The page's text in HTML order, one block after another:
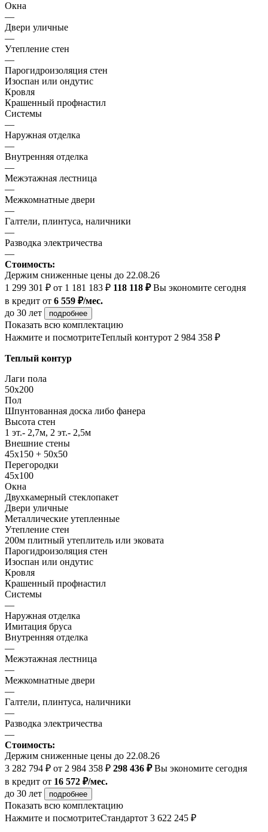
Окна
—
Двери уличные
—
Утепление стен
—
Парогидроизоляция стен
Изоспан или ондутис
Кровля
Крашенный профнастил
Системы
—
Наружная отделка
—
Внутренняя отделка
—
Межэтажная лестница
—
Межкомнатные двери
—
Галтели, плинтуса, наличники
—
Разводка электричества
—
Стоимость:
Держим сниженные цены до 22.08.26
1 299 301 ₽ от 1 181 183 ₽ 118 118 ₽Вы экономите сегодня
в кредит от 6 559 ₽/мес.
до 30 лет
подробнее
Показать всю комплектацию
Нажмите и посмотритеТеплый контурот 2 984 358 ₽
Теплый контур
Лаги пола
50x200
Пол
Шпунтованная доска либо фанера
Высота стен
1 эт.- 2,7м, 2 эт.- 2,5м
Внешние стены
45х150 + 50х50
Перегородки
45х100
Окна
Двухкамерный стеклопакет
Двери уличные
Металлические утепленные
Утепление стен
200м плитный утеплитель или эковата
Парогидроизоляция стен
Изоспан или ондутис
Кровля
Крашенный профнастил
Системы
—
Наружная отделка
Имитация бруса
Внутренняя отделка
—
Межэтажная лестница
—
Межкомнатные двери
—
Галтели, плинтуса, наличники
—
Разводка электричества
—
Стоимость:
Держим сниженные цены до 22.08.26
3 282 794 ₽ от 2 984 358 ₽ 298 436 ₽Вы экономите сегодня
в кредит от 16 572 ₽/мес.
до 30 лет
подробнее
Показать всю комплектацию
Нажмите и посмотритеСтандартот 3 622 245 ₽